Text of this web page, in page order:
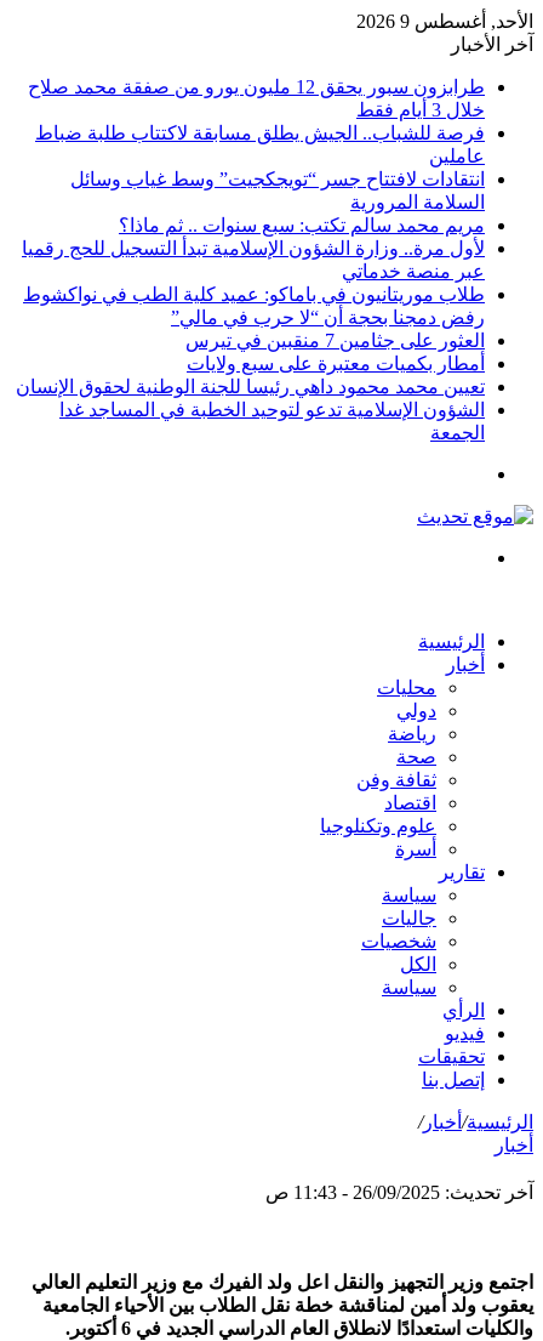
الأحد, أغسطس 9 2026
آخر الأخبار
طرابزون سبور يحقق 12 مليون يورو من صفقة محمد صلاح
خلال 3 أيام فقط
فرصة للشباب.. الجيش يطلق مسابقة لاكتتاب طلبة ضباط
عاملين
انتقادات لافتتاح جسر “تويجكجيت” وسط غياب وسائل
السلامة المرورية
مريم محمد سالم تكتب: سبع سنوات .. ثم ماذا؟
لأول مرة.. وزارة الشؤون الإسلامية تبدأ التسجيل للحج رقميا
عبر منصة خدماتي
طلاب موريتانيون في باماكو: عميد كلية الطب في نواكشوط
رفض دمجنا بحجة أن “لا حرب في مالي”
العثور على جثامين 7 منقبين في تيرس
أمطار بكميات معتبرة على سبع ولايات
تعيين محمد محمود داهي رئيسا للجنة الوطنية لحقوق الإنسان
الشؤون الإسلامية تدعو لتوحيد الخطبة في المساجد غدا
الجمعة
الرئيسية
أخبار
محليات
دولي
رياضة
صحة
ثقافة وفن
اقتصاد
علوم وتكنلوجيا
أسرة
تقارير
سياسة
جاليات
شخصيات
الكل
سياسة
الرأي
فيديو
تحقيقات
إتصل بنا
الرئيسية/ أخبار/
أخبار
آخر تحديث: 26/09/2025 - 11:43 ص
اجتمع وزير التجهيز والنقل اعل ولد الفيرك مع وزير التعليم العالي
يعقوب ولد أمين لمناقشة خطة نقل الطلاب بين الأحياء الجامعية
والكليات استعدادًا لانطلاق العام الدراسي الجديد في 6 أكتوبر.